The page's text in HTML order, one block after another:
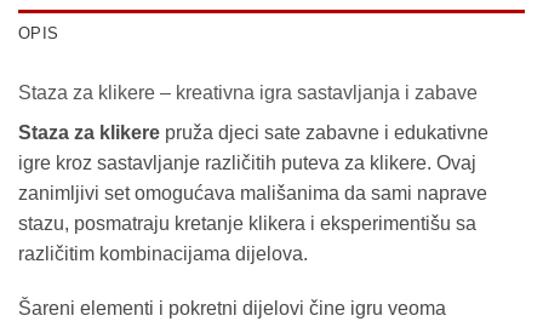
OPIS
Staza za klikere – kreativna igra sastavljanja i zabave
Staza za klikere pruža djeci sate zabavne i edukativne
igre kroz sastavljanje različitih puteva za klikere. Ovaj
zanimljivi set omogućava mališanima da sami naprave
stazu, posmatraju kretanje klikera i eksperimentišu sa
različitim kombinacijama dijelova.
Šareni elementi i pokretni dijelovi čine igru veoma